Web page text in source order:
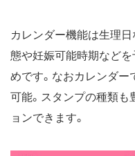
カレンダー機能は生理
態や妊娠可能時期など
めです。なおカレンダー
可能。スタンプの種類
ョンできます。